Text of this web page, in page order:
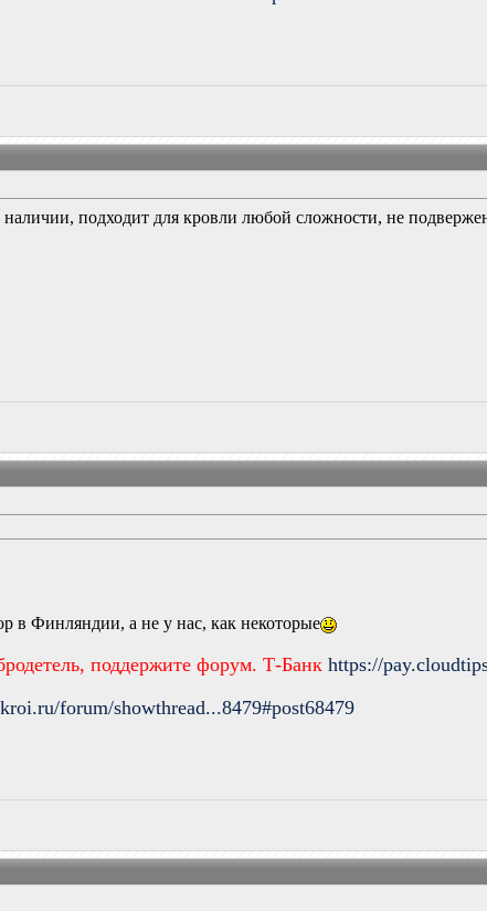
наличии, подходит для кровли любой сложности, не
в Финляндии, а не у нас, как некоторые
поддержите форум. Т-Банкhttps://
forum/showthread...8479#post68479